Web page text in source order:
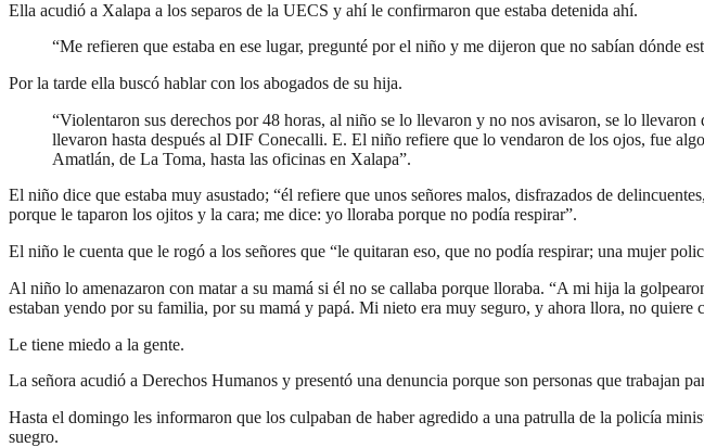
Ella acudió a Xalapa a los separos de la UECS y ahí le confirmaron que estaba detenida ahí.
“Me refieren que estaba en ese lugar, pregunté por el niño y me dijeron que no sabían dónde
Por la tarde ella buscó hablar con los abogados de su hija.
“Violentaron sus derechos por 48 horas, al niño se lo llevaron y no nos avisaron, se lo
llevaron hasta después al DIF Conecalli. E. El niño refiere que lo vendaron de los ojos, fue
Amatlán, de La Toma, hasta las oficinas en Xalapa”.
El niño dice que estaba muy asustado; “él refiere que unos señores malos, disfrazados de
porque le taparon los ojitos y la cara; me dice: yo lloraba porque no podía respirar”.
El niño le cuenta que le rogó a los señores que “le quitaran eso, que no podía respirar; una mujer
Al niño lo amenazaron con matar a su mamá si él no se callaba porque lloraba. “A mi hija la
estaban yendo por su familia, por su mamá y papá. Mi nieto era muy seguro, y ahora llora, no quiere
Le tiene miedo a la gente.
La señora acudió a Derechos Humanos y presentó una denuncia porque son personas que trabajan
Hasta el domingo les informaron que los culpaban de haber agredido a una patrulla de la policía
suegro.